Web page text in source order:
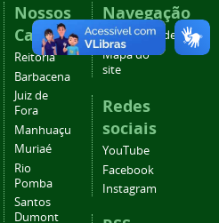
Nossos
Campi
Reitoria
Barbacena
Juiz de
Fora
Manhuaçu
Muriaé
Rio
Pomba
Santos
Dumont
Navegação
Acessibilidade
Mapa do
site
Redes
sociais
YouTube
Facebook
Instagram